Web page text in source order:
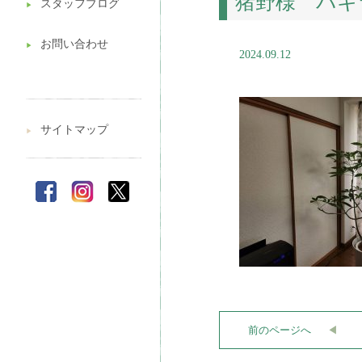
▶︎ スタッフブログ
▶︎ お問い合わせ
▶︎ サイトマップ
2024.09.12
前のページへ ◀︎